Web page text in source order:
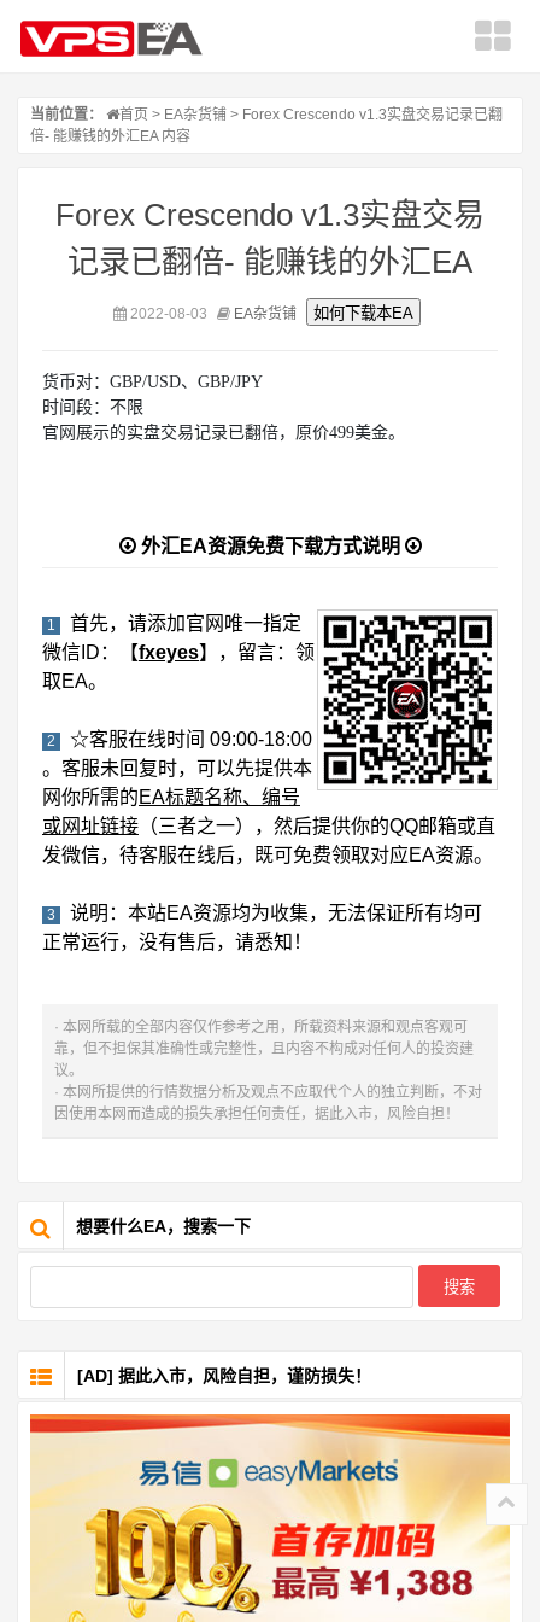
当前位置： 首页 > EA杂货铺 > Forex Crescendo v1.3实盘交易记录已翻
倍- 能赚钱的外汇EA 内容
Forex Crescendo v1.3实盘交易
记录已翻倍- 能赚钱的外汇EA
2022-08-03 EA杂货铺
货币对：GBP/USD、GBP/JPY
时间段：不限
官网展示的实盘交易记录已翻倍，原价499美金。
外汇EA资源免费下载方式说明
1
首先，请添加官网唯一指定
微信ID：【fxeyes】，留言：领
取EA。
2
☆客服在线时间 09:00-18:00
。客服未回复时，可以先提供本
网你所需的EA标题名称、编号
或网址链接 （三者之一），然后提供你的QQ邮箱或直
发微信，待客服在线后，既可免费领取对应EA资源。
3
说明：本站EA资源均为收集，无法保证所有均可
正常运行，没有售后，请悉知！
· 本网所载的全部内容仅作参考之用，所载资料来源和观点客观可
靠，但不担保其准确性或完整性，且内容不构成对任何人的投资建
议。
· 本网所提供的行情数据分析及观点不应取代个人的独立判断，不对
因使用本网而造成的损失承担任何责任，据此入市，风险自担！
想要什么EA，搜索一下
[AD] 据此入市，风险自担，谨防损失！